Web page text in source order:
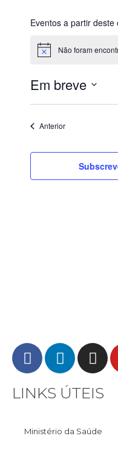
Eventos a partir deste
s
o
Não foram
Em breve
S
l
i
AnteriorEventos
LINKS ÚTEIS
Ministério da Saúde